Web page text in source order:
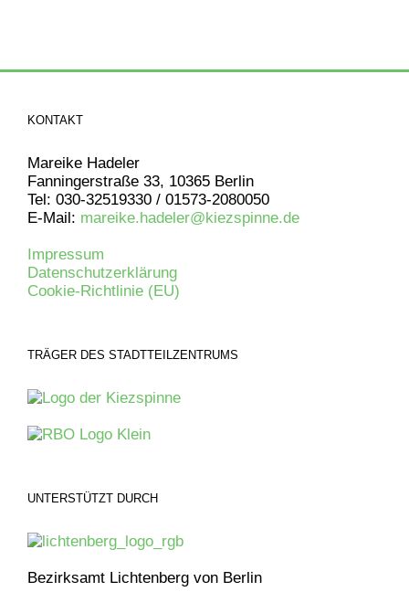
KONTAKT
Mareike Hadeler
Fanningerstraße 33, 10365 Berlin
Tel: 030-32519330 / 01573-2080050
E-Mail: mareike.hadeler@kiezspinne.de
Impressum
Datenschutzerklärung
Cookie-Richtlinie (EU)
TRÄGER DES STADTTEILZENTRUMS
UNTERSTÜTZT DURCH
Bezirksamt Lichtenberg von Berlin